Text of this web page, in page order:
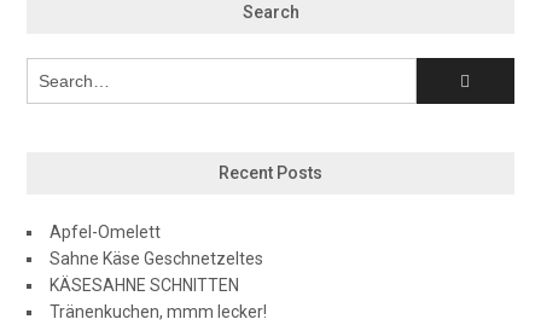
Search
Recent Posts
Apfel-Omelett
Sahne Käse Geschnetzeltes
KÄSESAHNE SCHNITTEN
Tränenkuchen, mmm lecker!